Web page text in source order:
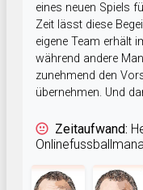
eines neuen Spiels
Zeit lässt diese
eigene Team erhält
während andere
zunehmend den
übernehmen. Und
Zeitaufwand: